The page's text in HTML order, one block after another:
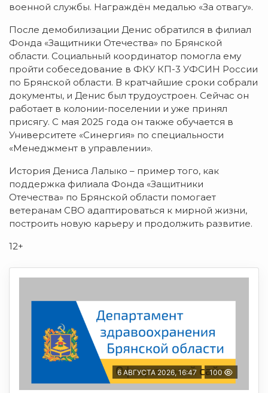
военной службы. Награждён медалью «За отвагу».
После демобилизации Денис обратился в филиал
Фонда «Защитники Отечества» по Брянской
области. Социальный координатор помогла ему
пройти собеседование в ФКУ КП-3 УФСИН России
по Брянской области. В кратчайшие сроки собрали
документы, и Денис был трудоустроен. Сейчас он
работает в колонии-поселении и уже принял
присягу. С мая 2025 года он также обучается в
Университете «Синергия» по специальности
«Менеджмент в управлении».
История Дениса Лалыко – пример того, как
поддержка филиала Фонда «Защитники
Отечества» по Брянской области помогает
ветеранам СВО адаптироваться к мирной жизни,
построить новую карьеру и продолжить развитие.
12+
6 АВГУСТА 2026, 16:47 100